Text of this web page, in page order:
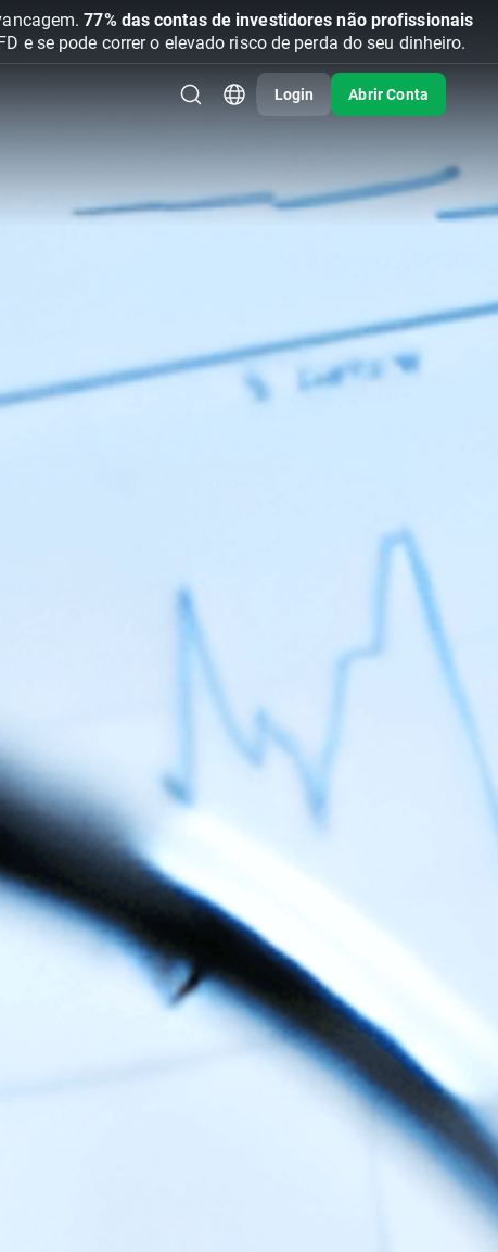
77% das contas de investidores não profissionais
e se pode correr o elevado risco de perda do seu dinheiro.
Login Abrir Conta